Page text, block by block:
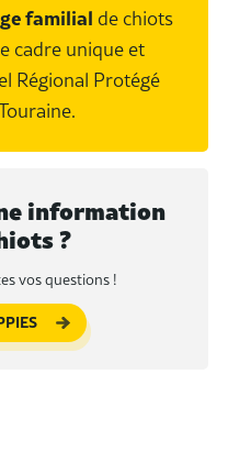
familial de chiots
cadre unique et
Régional Protégé
information
?
vos questions !